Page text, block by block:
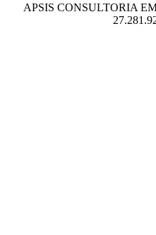
APSIS CONSULTORIA